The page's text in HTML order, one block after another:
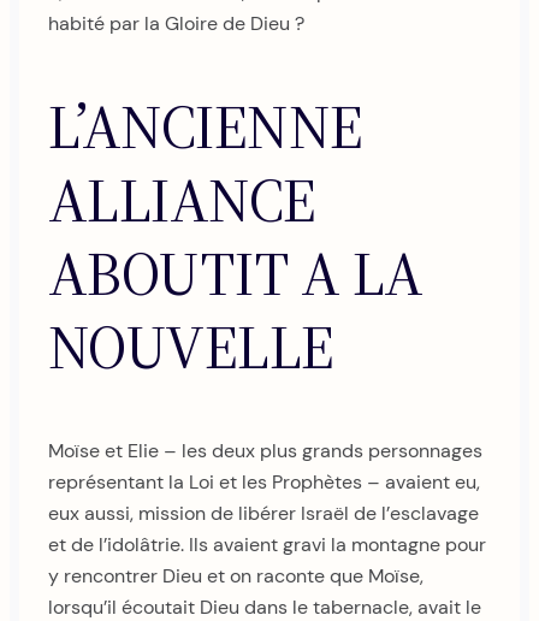
habité par la Gloire de Dieu ?
L’ANCIENNE
ALLIANCE
ABOUTIT A LA
NOUVELLE
Moïse et Elie – les deux plus grands personnages
représentant la Loi et les Prophètes – avaient eu,
eux aussi, mission de libérer Israël de l’esclavage
et de l’idolâtrie. Ils avaient gravi la montagne pour
y rencontrer Dieu et on raconte que Moïse,
lorsqu’il écoutait Dieu dans le tabernacle, avait le